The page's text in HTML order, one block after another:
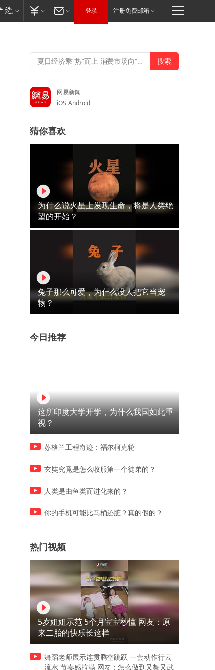
登录 注册免费邮箱
01:38
三伏天里最舒服的活法，不是
三十年前她塞给逃婚女人五
报恩了
网易新闻
iOS Android
猜你喜欢
为什么说火星上发现生命，将是人类绝
望的开始？
兔子那么可爱，为什么没人把它当宠
物？
今日推荐
这所印度大学开学，为什么我国如此重
视？
苏格兰工程奇迹：福尔柯克轮
玄奘究竟是怎么收服第一个徒弟的？
人类是由鱼类而进化来的？
你的手机可能比马桶还脏？真的假的？
热门视频
5岁姐姐示范 5个月宝宝秒懂 网友：原
来二胎的快乐长这样
舞蹈老师展示连贯腾空跳跃 一套动作行云
流水 节奏感拉满 网友：怎么做到又舞又武